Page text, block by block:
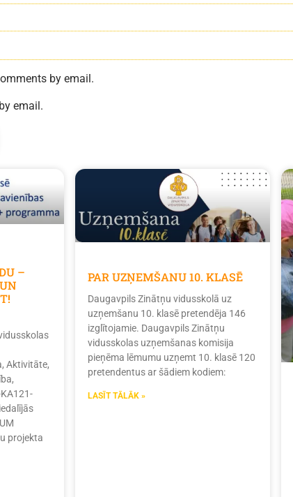
by email.
email.
–
Aktivitāte,
projekta
PAR UZŅEMŠANU 10. KLASĒ
Daugavpils Zinātņu vidusskolā uz
uzņemšanu 10. klasē pretendēja 146
izglītojamie. Daugavpils Zinātņu
vidusskolas uzņemšanas komisija
pieņēma lēmumu uzņemt 10. klasē 120
pretendentus ar šādiem kodiem:
LASĪT TĀLĀK »